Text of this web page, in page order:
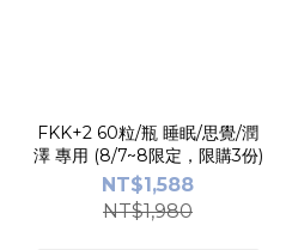
FKK+2 60粒/瓶 睡眠/思覺/潤
澤 專用 (8/7~8限定，限購3份)
NT$1,588
NT$1,980